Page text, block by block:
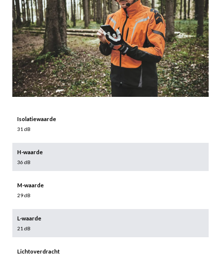
Isolatiewaarde
31 dB
H-waarde
36 dB
M-waarde
29 dB
L-waarde
21 dB
Lichtoverdracht